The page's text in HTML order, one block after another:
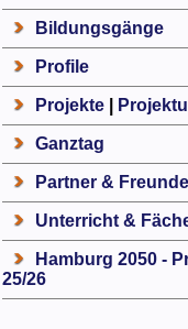
Bildungsgänge
Profile
Projekte|
Ganztag
Partner & Freunde
Unterricht &
Hamburg 2050 -
25/26